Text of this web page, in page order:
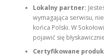
Lokalny partner:
wymagająca serwisu,
końca Polski. W
pojawić się
Certyfikowane